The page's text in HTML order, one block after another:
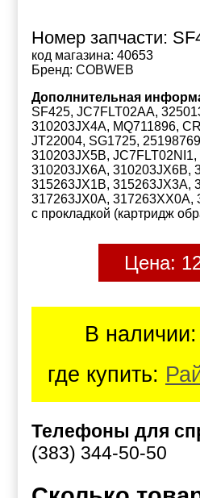
Номер запчасти:
код магазина: 40653
Бренд: COBWEB
Дополнительная
SF425, JC7FLT02AA,
310203JX4A, MQ711896,
JT22004, SG1725,
310203JX5B,
310203JX6A, 310203JX6B,
315263JX1B, 315263JX3A,
317263JX0A, 317263XX0A,
с прокладкой (картридж
Цена:
В наличии:
где купить:
Телефоны для
(383) 344-50-50